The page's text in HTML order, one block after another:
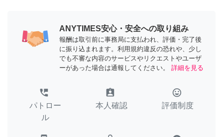
ANYTIMES安心・安全への取り組み
報酬は取引前に事務局に支払われ、評価・完了後
に振り込まれます。利用規約違反の恐れや、少し
でも不審な内容のサービスやリクエストやユーザ
ーがあった場合は通報してください。
詳細を見る
perm_phone_msg
パトロー
ル
assignment_ind
本人確認
tag_faces
評価制度